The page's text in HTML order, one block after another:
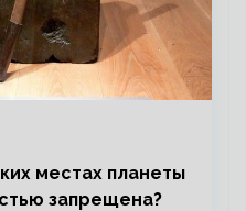
местах планеты
запрещена?